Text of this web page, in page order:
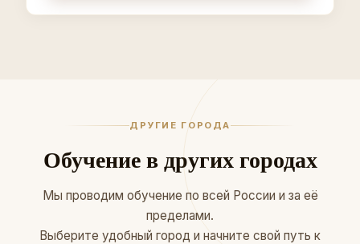
ДРУГИЕ ГОРОДА
Обучение в других городах
Мы проводим обучение по всей России и за её
пределами.
Выберите удобный город и начните свой путь к